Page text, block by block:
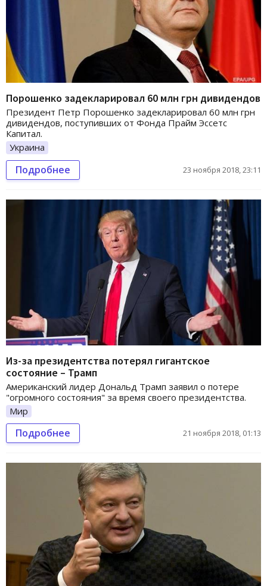
Порошенко задекларировал 60 млн грн дивидендов
Президент Петр Порошенко задекларировал 60 млн грн
дивидендов, поступивших от Фонда Прайм Эссетс
Капитал.
Украина
Подробнее 23 ноября 2018, 23:11
Из-за президентства потерял гигантское
состояние – Трамп
Американский лидер Дональд Трамп заявил о потере
"огромного состояния" за время своего президентства.
Мир
Подробнее 21 ноября 2018, 01:13